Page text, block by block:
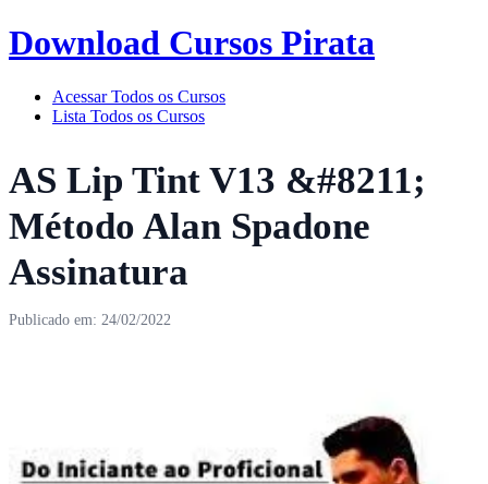
Download Cursos Pirata
Acessar Todos os Cursos
Lista Todos os Cursos
AS Lip Tint V13 &#8211;
Método Alan Spadone
Assinatura
Publicado em: 24/02/2022